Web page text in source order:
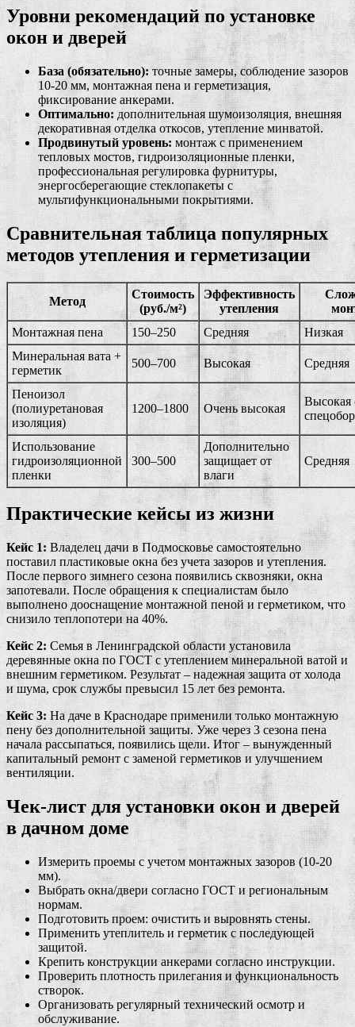
Уровни рекомендаций по установке
окон и дверей
База (обязательно): точные замеры, соблюдение зазоров
10-20 мм, монтажная пена и герметизация,
фиксирование анкерами.
Оптимально: дополнительная шумоизоляция, внешняя
декоративная отделка откосов, утепление минватой.
Продвинутый уровень: монтаж с применением
тепловых мостов, гидроизоляционные пленки,
профессиональная регулировка фурнитуры,
энергосберегающие стеклопакеты с
мультифункциональными покрытиями.
Сравнительная таблица популярных
методов утепления и герметизации
Метод
Стоимость
(руб./м²)
Эффективность
утепления
Монтажная пена
150–250 Средняя
Низкая
Минеральная вата +
герметик
500–700 Высокая Средняя
Пеноизол
(полиуретановая
изоляция)
1200–1800 Очень высокая
Высокая
Использование
гидроизоляционной
пленки
300–500
Дополнительно
защищает от
влаги
Средняя
Практические кейсы из жизни
Кейс 1: Владелец дачи в Подмосковье самостоятельно
поставил пластиковые окна без учета зазоров и утепления.
После первого зимнего сезона появились сквозняки, окна
запотевали. После обращения к специалистам было
выполнено дооснащение монтажной пеной и герметиком, что
снизило теплопотери на 40%.
Кейс 2: Семья в Ленинградской области установила
деревянные окна по ГОСТ с утеплением минеральной ватой и
внешним герметиком. Результат – надежная защита от холода
и шума, срок службы превысил 15 лет без ремонта.
Кейс 3: На даче в Краснодаре применили только монтажную
пену без дополнительной защиты. Уже через 3 сезона пена
начала рассыпаться, появились щели. Итог – вынужденный
капитальный ремонт с заменой герметиков и улучшением
вентиляции.
Чек-лист для установки окон и дверей
в дачном доме
Измерить проемы с учетом монтажных зазоров (10-20
мм).
Выбрать окна/двери согласно ГОСТ и региональным
нормам.
Подготовить проем: очистить и выровнять стены.
Применить утеплитель и герметик с последующей
защитой.
Крепить конструкции анкерами согласно инструкции.
Проверить плотность прилегания и функциональность
створок.
Организовать регулярный технический осмотр и
обслуживание.